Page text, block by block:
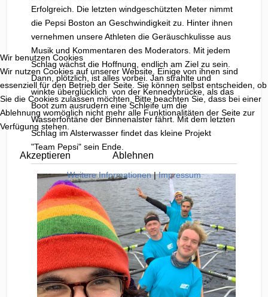
Erfolgreich. Die letzten windgeschützten Meter nimmt
die Pepsi Boston an Geschwindigkeit zu. Hinter ihnen
vernehmen unsere Athleten die Geräuschkulisse aus
Musik und Kommentaren des Moderators. Mit jedem
Schlag wächst die Hoffnung, endlich am Ziel zu sein.
Dann, plötzlich, ist alles vorbei. Jan strahlte und
winkte überglücklich von der Kennedybrücke, als das
Boot zum ausrudern eine Schleife um die
Wasserfontäne der Binnenalster fährt. Mit dem letzten
Schlag im Alsterwasser findet das kleine Projekt
"Team Pepsi" sein Ende.
Wir benutzen Cookies
Wir nutzen Cookies auf unserer Website. Einige von ihnen sind
essenziell für den Betrieb der Seite. Sie können selbst entscheiden, ob
Sie die Cookies zulassen möchten. Bitte beachten Sie, dass bei einer
Ablehnung womöglich nicht mehr alle Funktionalitäten der Seite zur
Verfügung stehen.
Akzeptieren Ablehnen
Weitere Informationen|Impressum